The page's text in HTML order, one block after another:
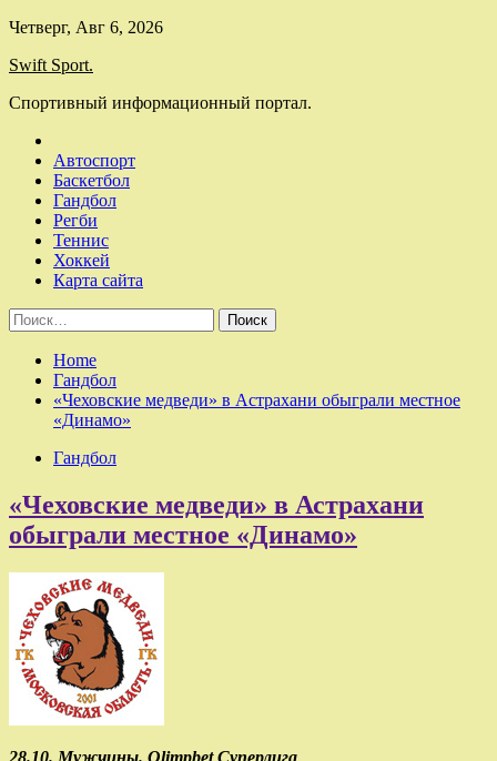
Skip
content
Четверг, Авг 6, 2026
Swift Sport.
Спортивный информационный портал.
Автоспорт
Баскетбол
Гандбол
Регби
Теннис
Хоккей
Карта сайта
Найти:
Home
Гандбол
«Чеховские медведи» в Астрахани обыграли местное
«Динамо»
Гандбол
«Чеховские медведи» в Астрахани
обыграли местное «Динамо»
28.10. Мужчины. Olimpbet Суперлига